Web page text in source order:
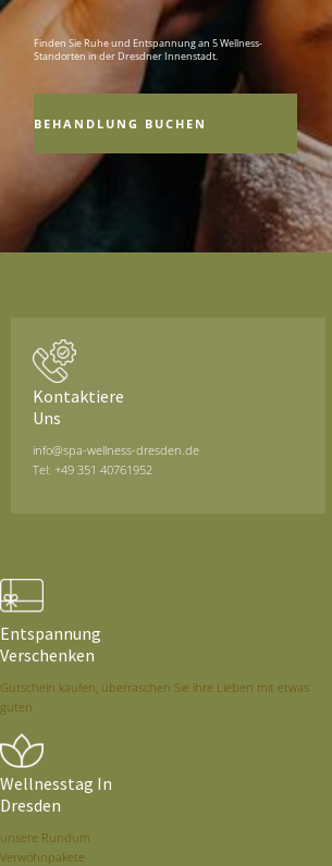
Finden Sie Ruhe und Entspannung an 5 Wellness-
Standorten in der Dresdner Innenstadt.
BEHANDLUNG BUCHEN
Kontaktiere
Uns
info@spa-wellness-dresden.de
Tel: +49 351 40761952
Entspannung
Verschenken
Gutschein kaufen, überraschen Sie ihre Lieben mit etwas
guten
Wellnesstag In
Dresden
unsere Rundum
Verwöhnpakete